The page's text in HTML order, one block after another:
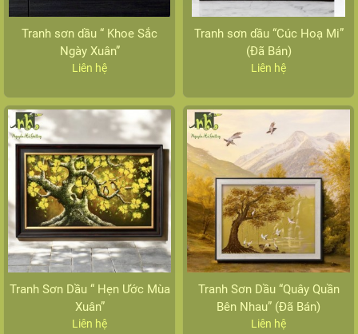
Tranh sơn dầu “ Khoe Sắc
Ngày Xuân”
Liên hệ
Tranh sơn dầu “Cúc Hoạ Mi”
(Đã Bán)
Liên hệ
Tranh Sơn Dầu “ Hẹn Ước Mùa
Xuân”
Liên hệ
Tranh Sơn Dầu “Quây Quần
Bên Nhau” (Đã Bán)
Liên hệ